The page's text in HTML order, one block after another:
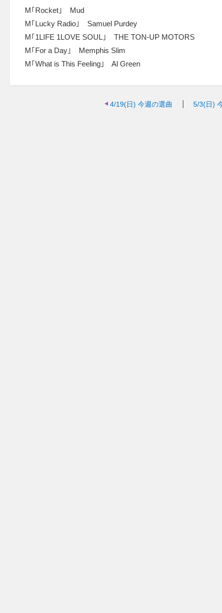
M｢Rocket｣ Mud
M｢Lucky Radio｣ Samuel Purdey
M｢1LIFE 1LOVE SOUL｣ THE TON-UP MOTORS
M｢For a Day｣ Memphis Slim
M｢What is This Feeling｣ Al Green
4/19(日) 今週の選曲 5/3(日)